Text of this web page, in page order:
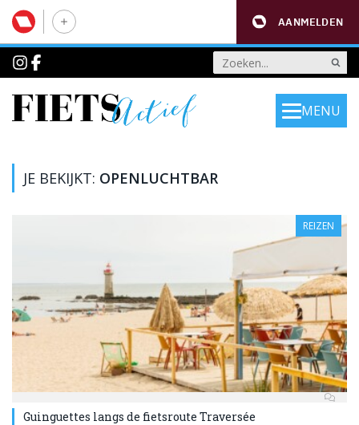
AANMELDEN
MENU
JE BEKIJKT: OPENLUCHTBAR
REIZEN
Guinguettes langs de fietsroute Traversée